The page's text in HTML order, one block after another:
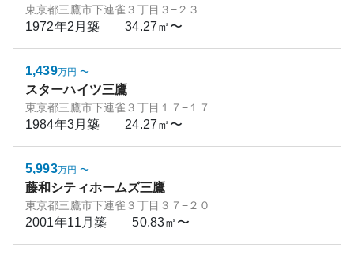
東京都三鷹市下連雀３丁目３−２３
1972年2月築 34.27㎡〜
1,439万円 〜
スターハイツ三鷹
東京都三鷹市下連雀３丁目１７−１７
1984年3月築 24.27㎡〜
5,993万円 〜
藤和シティホームズ三鷹
東京都三鷹市下連雀３丁目３７−２０
2001年11月築 50.83㎡〜